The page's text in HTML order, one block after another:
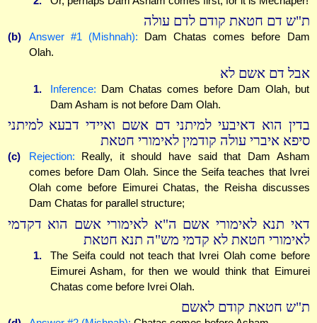
ת"ש דם חטאת קודם לדם עולה
(b) Answer #1 (Mishnah): Dam Chatas comes before Dam
Olah.
אבל דם אשם לא
1. Inference: Dam Chatas comes before Dam Olah, but
Dam Asham is not before Dam Olah.
בדין הוא דאיבעי למיתני דם אשם ואיידי דבעא למיתני
סיפא איברי עולה קודמין לאימורי חטאת
(c) Rejection: Really, it should have said that Dam Asham
comes before Dam Olah. Since the Seifa teaches that Ivrei
Olah come before Eimurei Chatas, the Reisha discusses
Dam Chatas for parallel structure;
דאי תנא לאימורי אשם ה"א לאימורי אשם הוא דקדמי
לאימורי חטאת לא קדמי מש"ה תנא חטאת
1.
The Seifa could not teach that Ivrei Olah come before
Eimurei Asham, for then we would think that Eimurei
Chatas come before Ivrei Olah.
ת"ש חטאת קודם לאשם